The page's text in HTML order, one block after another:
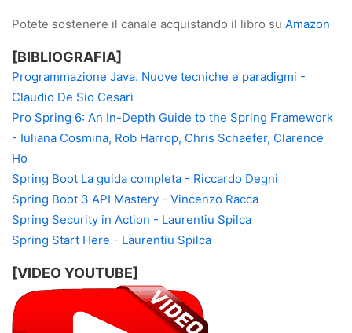
Potete sostenere il canale acquistando il libro su Amazon
[BIBLIOGRAFIA]
Programmazione Java. Nuove tecniche e paradigmi -
Claudio De Sio Cesari
Pro Spring 6: An In-Depth Guide to the Spring Framework
- Iuliana Cosmina, Rob Harrop, Chris Schaefer, Clarence
Ho
Spring Boot La guida completa - Riccardo Degni
Spring Boot 3 API Mastery - Vincenzo Racca
Spring Security in Action - Laurentiu Spilca
Spring Start Here - Laurentiu Spilca
[VIDEO YOUTUBE]